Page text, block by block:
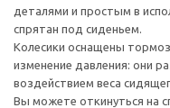
деталями и простым в
спрятан под сиденьем.
Колесики оснащены
изменение давления: они
воздействием веса
Вы можете откинуться на